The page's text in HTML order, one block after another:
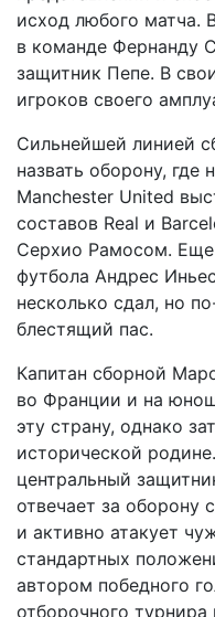
исход любого матча.
в команде Фернанду
защитник Пепе. В
игроков своего
Сильнейшей линией
назвать оборону, где
Manchester United
составов Real и
Серхио Рамосом. Еще
футбола Андрес
несколько сдал, но
блестящий пас.
Капитан сборной
во Франции и на
эту страну, однако
исторической
центральный
отвечает за оборону
и активно атакует
стандартных
автором победного
отборочного